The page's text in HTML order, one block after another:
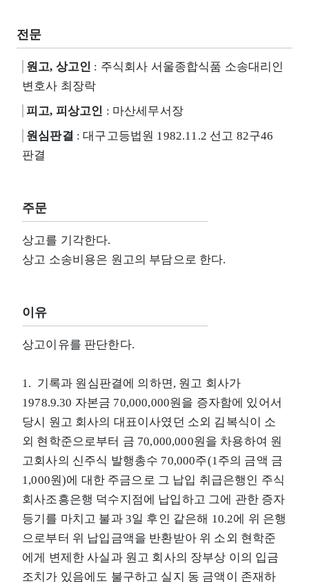
전문
원고, 상고인 : 주식회사 서울종합식품 소송대리인
변호사 최장락
피고, 피상고인 : 마산세무서장
원심판결 : 대구고등법원 1982.11.2 선고 82구46
판결
주문
상고를 기각한다.
상고 소송비용은 원고의 부담으로 한다.
이유
상고이유를 판단한다.
1. 기록과 원심판결에 의하면, 원고 회사가
1978.9.30 자본금 70,000,000원을 증자함에 있어서
당시 원고 회사의 대표이사였던 소외 김복식이 소
외 현학준으로부터 금 70,000,000원을 차용하여 원
고회사의 신주식 발행총수 70,000주(1주의 금액 금
1,000원)에 대한 주금으로 그 납입 취급은행인 주식
회사조흥은행 덕수지점에 납입하고 그에 관한 증자
등기를 마치고 불과 3일 후인 같은해 10.2에 위 은행
으로부터 위 납입금액을 반환받아 위 소외 현학준
에게 변제한 사실과 원고 회사의 장부상 이의 입금
조치가 있음에도 불구하고 실지 동 금액이 존재하